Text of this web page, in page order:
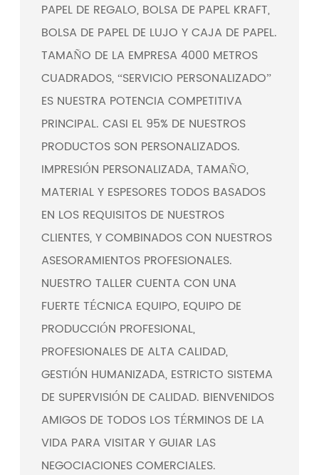
PAPEL DE REGALO, BOLSA DE PAPEL KRAFT,
BOLSA DE PAPEL DE LUJO Y CAJA DE PAPEL.
TAMAÑO DE LA EMPRESA 4000 METROS
CUADRADOS, “SERVICIO PERSONALIZADO”
ES NUESTRA POTENCIA COMPETITIVA
PRINCIPAL. CASI EL 95% DE NUESTROS
PRODUCTOS SON PERSONALIZADOS.
IMPRESIÓN PERSONALIZADA, TAMAÑO,
MATERIAL Y ESPESORES TODOS BASADOS
EN LOS REQUISITOS DE NUESTROS
CLIENTES, Y COMBINADOS CON NUESTROS
ASESORAMIENTOS PROFESIONALES.
NUESTRO TALLER CUENTA CON UNA
FUERTE TÉCNICA EQUIPO, EQUIPO DE
PRODUCCIÓN PROFESIONAL,
PROFESIONALES DE ALTA CALIDAD,
GESTIÓN HUMANIZADA, ESTRICTO SISTEMA
DE SUPERVISIÓN DE CALIDAD. BIENVENIDOS
AMIGOS DE TODOS LOS TÉRMINOS DE LA
VIDA PARA VISITAR Y GUIAR LAS
NEGOCIACIONES COMERCIALES.